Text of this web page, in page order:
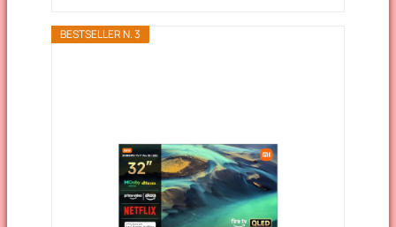
BESTSELLER N. 3